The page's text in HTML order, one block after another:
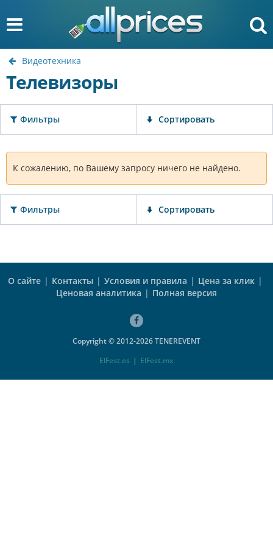
Видеотехника
Телевизоры
Фильтры Сортировать
К сожалению, по Вашему запросу ничего не найдено.
Фильтры Сортировать
О сайте | Контакты | Условия и правила | Цена за клик |
Ценовая аналитика | Полная версия
Copyright © 2012-2026 TENEREVENT
ElFest.es | ElFest.mx